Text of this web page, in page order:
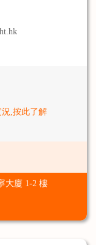
況,按此了解
大廈 1-2 樓